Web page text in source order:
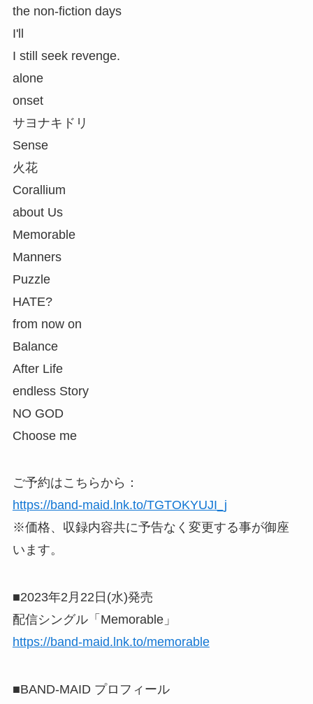
the non-fiction days
I'll
I still seek revenge.
alone
onset
サヨナキドリ
Sense
火花
Corallium
about Us
Memorable
Manners
Puzzle
HATE?
from now on
Balance
After Life
endless Story
NO GOD
Choose me
ご予約はこちらから：
https://band-maid.lnk.to/TGTOKYUJI_j
※価格、収録内容共に予告なく変更する事が御座
います。
■2023年2月22日(水)発売
配信シングル「Memorable」
https://band-maid.lnk.to/memorable
■BAND-MAID プロフィール